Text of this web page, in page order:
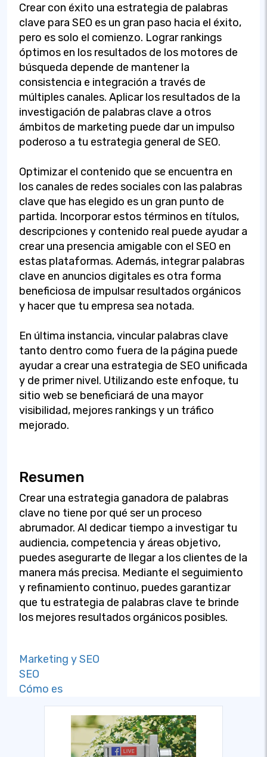
Crear con éxito una estrategia de palabras
clave para SEO es un gran paso hacia el éxito,
pero es solo el comienzo. Lograr rankings
óptimos en los resultados de los motores de
búsqueda depende de mantener la
consistencia e integración a través de
múltiples canales. Aplicar los resultados de la
investigación de palabras clave a otros
ámbitos de marketing puede dar un impulso
poderoso a tu estrategia general de SEO.
Optimizar el contenido que se encuentra en
los canales de redes sociales con las palabras
clave que has elegido es un gran punto de
partida. Incorporar estos términos en títulos,
descripciones y contenido real puede ayudar a
crear una presencia amigable con el SEO en
estas plataformas. Además, integrar palabras
clave en anuncios digitales es otra forma
beneficiosa de impulsar resultados orgánicos
y hacer que tu empresa sea notada.
En última instancia, vincular palabras clave
tanto dentro como fuera de la página puede
ayudar a crear una estrategia de SEO unificada
y de primer nivel. Utilizando este enfoque, tu
sitio web se beneficiará de una mayor
visibilidad, mejores rankings y un tráfico
mejorado.
Resumen
Crear una estrategia ganadora de palabras
clave no tiene por qué ser un proceso
abrumador. Al dedicar tiempo a investigar tu
audiencia, competencia y áreas objetivo,
puedes asegurarte de llegar a los clientes de la
manera más precisa. Mediante el seguimiento
y refinamiento continuo, puedes garantizar
que tu estrategia de palabras clave te brinde
los mejores resultados orgánicos posibles.
Marketing y SEO
SEO
Cómo es